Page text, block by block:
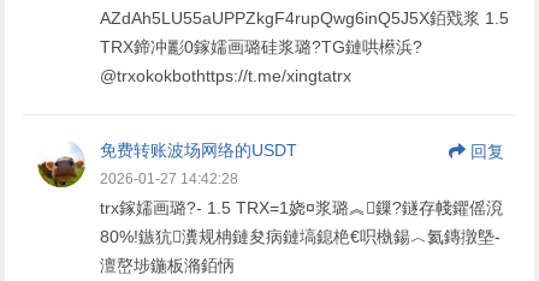
AZdAh5LU55aUPPZkgF4rupQwg6inQ5J5X銆戣浆 1.5
TRX鍗冲彲0鎵嬬画璐硅浆璐?TG鏈哄櫒浜?
@trxokokbothttps://t.me/xingtatrx
免费转账波场网络的USDT 回复
2026-01-27 14:42:28
trx鎵嬬画璐?- 1.5 TRX=1娆¤浆璐︽鏁?鐩存帴鑺傜渷
80%!鏃犺瀵规柟鏈夋病鏈塙鎴栬€呮槸鍚︿氦鏄撴墍-
澶嶅埗鍦板潃銆怲